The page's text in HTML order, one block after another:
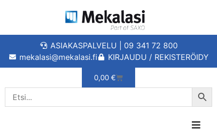
ASIAKASPALVELU | 09 341 72 800
mekalasi@mekalasi.fi
KIRJAUDU / REKISTERÖIDY
0,00 €